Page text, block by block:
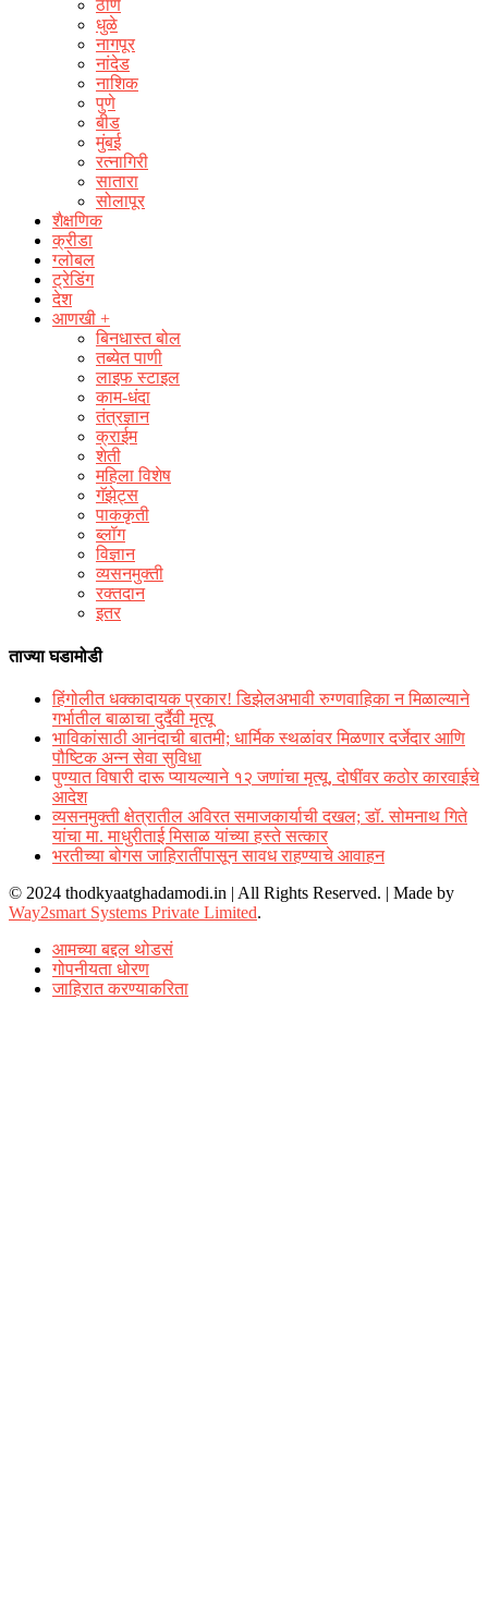
ठाणे
धुळे
नागपूर
नांदेड
नाशिक
पुणे
बीड
मुंबई
रत्नागिरी
सातारा
सोलापूर
शैक्षणिक
क्रीडा
ग्लोबल
ट्रेडिंग
देश
आणखी +
बिनधास्त बोल
तब्येत पाणी
लाइफ स्टाइल
काम-धंदा
तंत्रज्ञान
क्राईम
शेती
महिला विशेष
गॅझेट्स
पाककृती
ब्लॉग
विज्ञान
व्यसनमुक्ती
रक्‍तदान
इतर
ताज्या घडामोडी
हिंगोलीत धक्कादायक प्रकार! डिझेलअभावी रुग्णवाहिका न मिळाल्याने
गर्भातील बाळाचा दुर्दैवी मृत्यू
भाविकांसाठी आनंदाची बातमी; धार्मिक स्थळांवर मिळणार दर्जेदार आणि
पौष्टिक अन्न सेवा सुविधा
पुण्यात विषारी दारू प्यायल्याने १२ जणांचा मृत्यू, दोषींवर कठोर कारवाईचे
आदेश
व्यसनमुक्ती क्षेत्रातील अविरत समाजकार्याची दखल; डॉ. सोमनाथ गिते
यांचा मा. माधुरीताई मिसाळ यांच्या हस्ते सत्कार
भरतीच्या बोगस जाहिरातींपासून सावध राहण्याचे आवाहन
© 2024 thodkyaatghadamodi.in | All Rights Reserved. | Made by
Way2smart Systems Private Limited.
आमच्या बद्दल थोडसं
गोपनीयता धोरण
जाहिरात करण्याकरिता